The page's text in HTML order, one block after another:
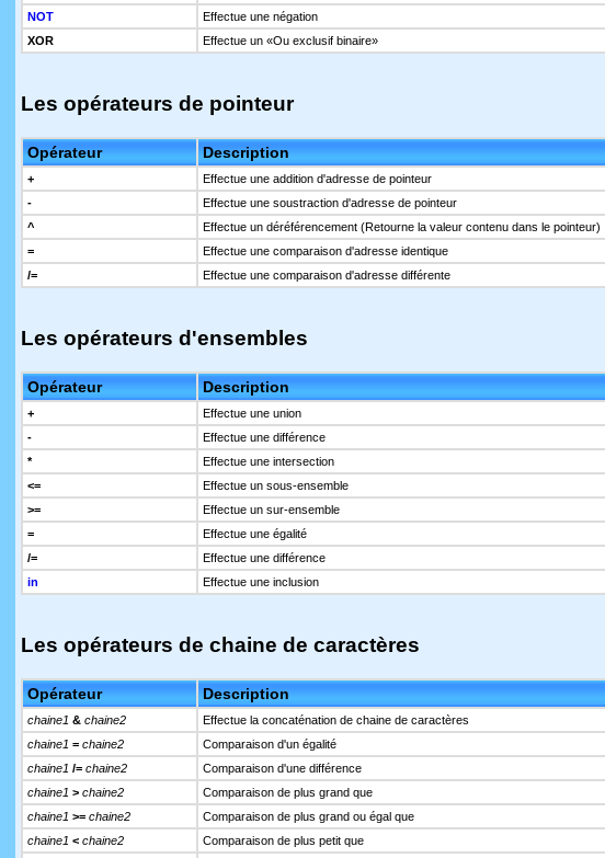
NOT
Effectue une négation
XOR
Effectue un «Ou exclusif binaire»
Les opérateurs de pointeur
Opérateur Description
+
Effectue une addition d'adresse de pointeur
-
Effectue une soustraction d'adresse de pointeur
^
Effectue un déréférencement (Retourne la valeur contenu dans le pointeur)
=
Effectue une comparaison d'adresse identique
/=
Effectue une comparaison d'adresse différente
Les opérateurs d'ensembles
Opérateur Description
+
Effectue une union
-
Effectue une différence
*
Effectue une intersection
<=
Effectue un sous-ensemble
>=
Effectue un sur-ensemble
=
Effectue une égalité
/=
Effectue une différence
in
Effectue une inclusion
Les opérateurs de chaine de caractères
Opérateur Description
chaine1 & chaine2
Effectue la concaténation de chaine de caractères
chaine1 = chaine2
Comparaison d'un égalité
chaine1 /= chaine2
Comparaison d'une différence
chaine1 > chaine2
Comparaison de plus grand que
chaine1 >= chaine2
Comparaison de plus grand ou égal que
chaine1 < chaine2 Comparaison de plus petit que